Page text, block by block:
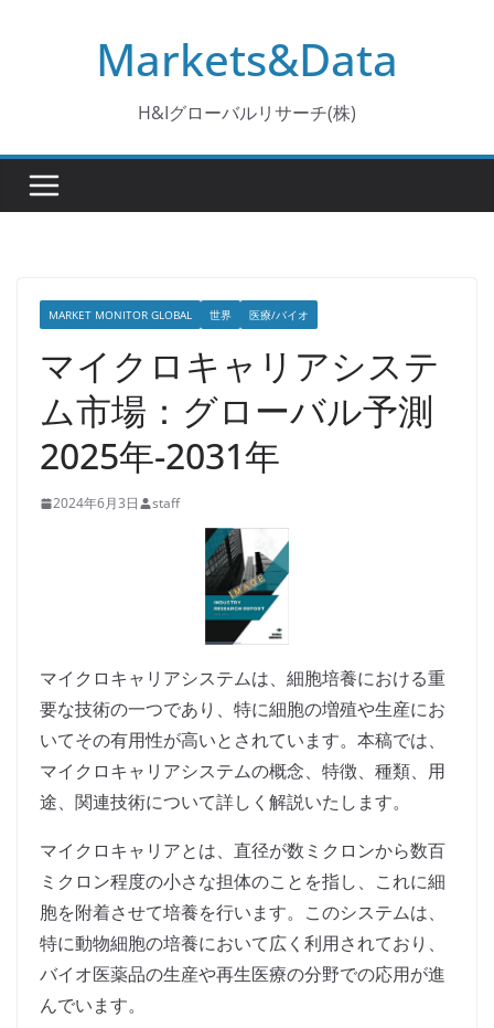
Markets&Data
H&Iグローバルリサーチ(株)
MARKET MONITOR GLOBAL 世界 医療/バイオ
マイクロキャリアシステ
ム市場：グローバル予測
2025年-2031年
2024年6月3日 staff
マイクロキャリアシステムは、細胞培養における重
要な技術の一つであり、特に細胞の増殖や生産にお
いてその有用性が高いとされています。本稿では、
マイクロキャリアシステムの概念、特徴、種類、用
途、関連技術について詳しく解説いたします。
マイクロキャリアとは、直径が数ミクロンから数百
ミクロン程度の小さな担体のことを指し、これに細
胞を附着させて培養を行います。このシステムは、
特に動物細胞の培養において広く利用されており、
バイオ医薬品の生産や再生医療の分野での応用が進
んでいます。